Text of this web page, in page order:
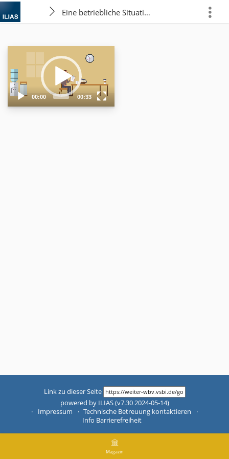
Eine betriebliche Situation
more
Magazin
00:00 00:33
Link zu dieser Seite
powered by ILIAS (v7.30 2024-05-14)
Impressum
Technische Betreuung kontaktieren
Info Barrierefreiheit